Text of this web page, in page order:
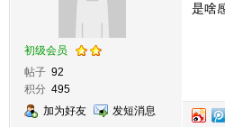
初级会员
帖子 92
积分 495
加为好友
发短消息
是啥